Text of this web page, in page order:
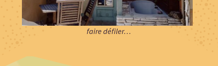
faire défiler…